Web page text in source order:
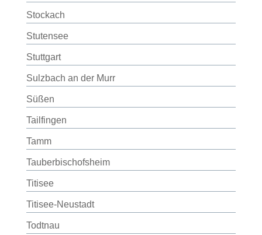
Stockach
Stutensee
Stuttgart
Sulzbach an der Murr
Süßen
Tailfingen
Tamm
Tauberbischofsheim
Titisee
Titisee-Neustadt
Todtnau